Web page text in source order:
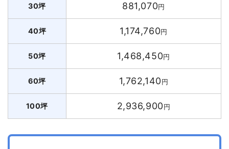
30坪 881,070円
40坪 1,174,760円
50坪 1,468,450円
60坪 1,762,140円
100坪 2,936,900円